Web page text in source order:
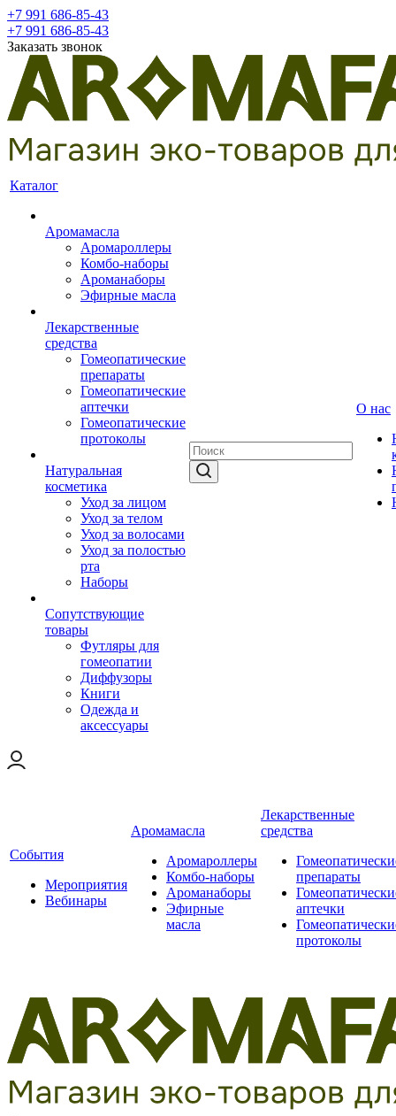
+7 991 686-85-43
+7 991 686-85-43
Заказать звонок
Каталог
Аромамасла
Аромароллеры
Комбо-наборы
Ароманаборы
Эфирные масла
Лекарственные
средства
Гомеопатические
препараты
Гомеопатические
аптечки
Гомеопатические
протоколы
Натуральная
косметика
Уход за лицом
Уход за телом
Уход за волосами
Уход за полостью
рта
Наборы
Сопутствующие
товары
Футляры для
гомеопатии
Диффузоры
Книги
Одежда и
аксессуары
О нас
События
Мероприятия
Вебинары
Аромамасла
Аромароллеры
Комбо-наборы
Ароманаборы
Эфирные
масла
Лекарственные
средства
препараты
аптечки
протоколы